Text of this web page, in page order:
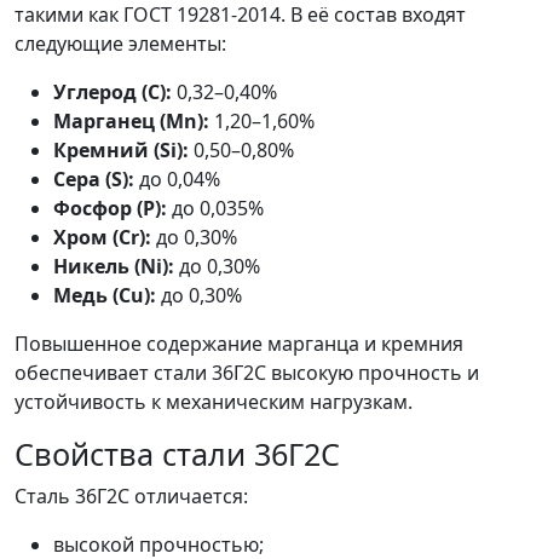
такими как ГОСТ 19281-2014. В её состав входят
следующие элементы:
Углерод (C): 0,32–0,40%
Марганец (Mn): 1,20–1,60%
Кремний (Si): 0,50–0,80%
Сера (S): до 0,04%
Фосфор (P): до 0,035%
Хром (Cr): до 0,30%
Никель (Ni): до 0,30%
Медь (Cu): до 0,30%
Повышенное содержание марганца и кремния
обеспечивает стали 36Г2С высокую прочность и
устойчивость к механическим нагрузкам.
Свойства стали 36Г2С
Сталь 36Г2С отличается:
высокой прочностью;